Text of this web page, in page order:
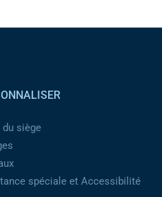
du siège
spéciale et Accessibilité